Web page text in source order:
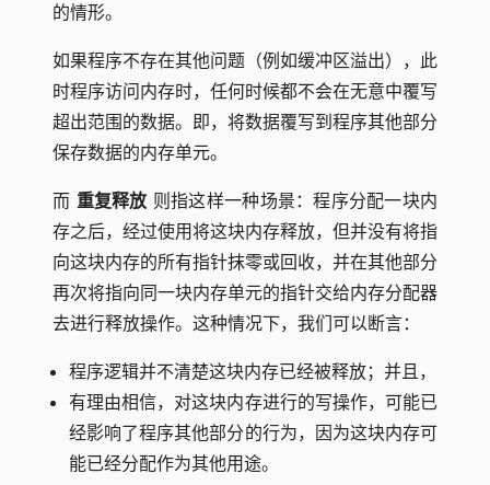
的情形。
如果程序不存在其他问题（例如缓冲区溢出），此
时程序访问内存时，任何时候都不会在无意中覆写
超出范围的数据。即，将数据覆写到程序其他部分
保存数据的内存单元。
而 重复释放 则指这样一种场景：程序分配一块内
存之后，经过使用将这块内存释放，但并没有将指
向这块内存的所有指针抹零或回收，并在其他部分
再次将指向同一块内存单元的指针交给内存分配器
去进行释放操作。这种情况下，我们可以断言：
程序逻辑并不清楚这块内存已经被释放；并且，
有理由相信，对这块内存进行的写操作，可能已
经影响了程序其他部分的行为，因为这块内存可
能已经分配作为其他用途。